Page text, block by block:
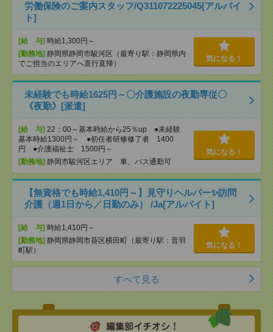
労働保険のご案内スタッフ/Q311072225045[アルバイ
ト]
[給 与] 時給1,300円～
[勤務地] 静岡県静岡市駿河区（最寄り駅：静岡県内
でご担当のエリアへ直行直帰）
気になる！
未経験でも時給1625円～〇介護施設の夜勤専従〇
《夜勤》[派遣]
[給 与] 22：00～基本時給から25％up ●未経験
基本時給1300円～ ●初任者研修修了者 1400
円 ●介護福祉士 1500円～
[勤務地] 静岡市駿河区エリア 車、バス通勤可
気になる！
【無資格でも時給1,410円～】見守りヘルパー✨訪問
介護（週1日から／日勤のみ） /Ja[アルバイト]
[給 与] 時給1,410円～
[勤務地] 静岡県静岡市葵区横田町（最寄り駅：音羽
町駅）
気になる！
すべて見る